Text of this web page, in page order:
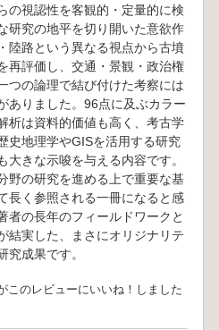
の視認性を客観的・定量的に検
研究の地平を切り開いた意欲作
陸路という異なる視点から古墳
再評価し、交通・景観・政治権
つの論理で結び付けた考察には
ありました。96点に及ぶカラー
析は資料的価値も高く、考古学
史地理学やGISを活用する研究
大きな示唆を与える内容です。
野の研究を進める上で重要な基
長く参照される一冊になると感
者の長年のフィールドワークと
結実した、まさにオリジナリテ
究成果です。
このレビューにいいね！しました